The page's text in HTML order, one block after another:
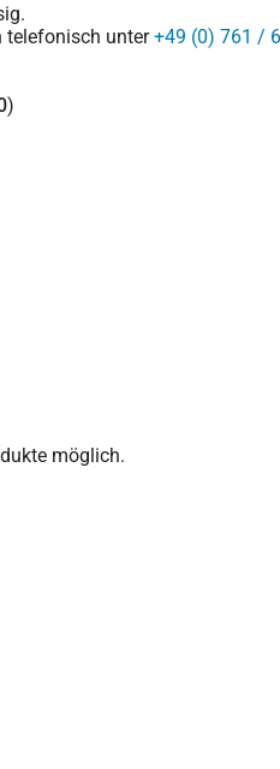
telefonisch unter+49 (0) 761 /
)
möglich.